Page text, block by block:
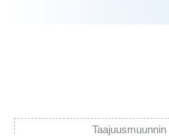
Taajuusmuunnin